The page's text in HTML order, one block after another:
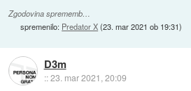
Zgodovina sprememb…
spremenilo: Predator X(23. mar 2021 ob 19:31)
D3m
::23. mar 2021, 20:09